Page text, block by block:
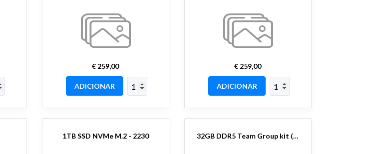
€ 259,00
ADICIONAR
€ 259,00
ADICIONAR
1TB SSD NVMe M.2 - 2230 32GB DDR5 Team Group kit (2x16) 6400MT/s